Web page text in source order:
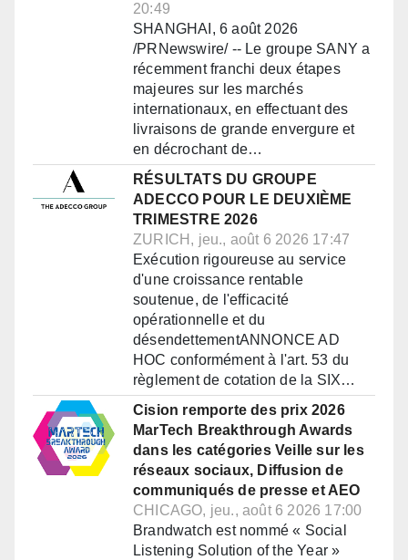
20:49
SHANGHAI, 6 août 2026
/PRNewswire/ -- Le groupe SANY a
récemment franchi deux étapes
majeures sur les marchés
internationaux, en effectuant des
livraisons de grande envergure et
en décrochant de…
RÉSULTATS DU GROUPE
ADECCO POUR LE DEUXIÈME
TRIMESTRE 2026
ZURICH, jeu., août 6 2026 17:47
Exécution rigoureuse au service
d'une croissance rentable
soutenue, de l'efficacité
opérationnelle et du
désendettementANNONCE AD
HOC conformément à l'art. 53 du
règlement de cotation de la SIX…
Cision remporte des prix 2026
MarTech Breakthrough Awards
dans les catégories Veille sur les
réseaux sociaux, Diffusion de
communiqués de presse et AEO
CHICAGO, jeu., août 6 2026 17:00
Brandwatch est nommé « Social
Listening Solution of the Year »